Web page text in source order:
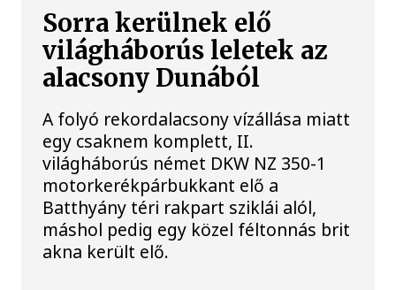
Sorra kerülnek elő
világháborús leletek az
alacsony Dunából
A folyó rekordalacsony vízállása miatt
egy csaknem komplett, II.
világháborús német DKW NZ 350-1
motorkerékpárbukkant elő a
Batthyány téri rakpart sziklái alól,
máshol pedig egy közel féltonnás brit
akna került elő.